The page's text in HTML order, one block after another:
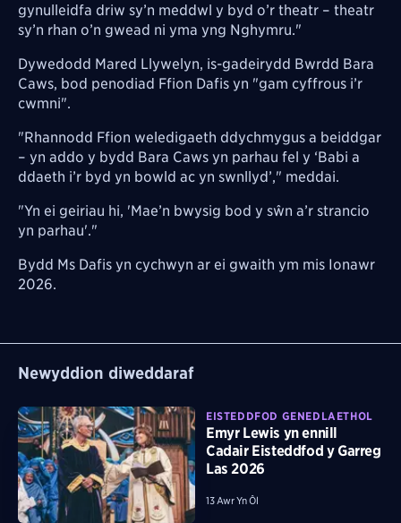
gynulleidfa driw sy’n meddwl y byd o’r theatr – theatr
sy’n rhan o’n gwead ni yma yng Nghymru."
Dywedodd Mared Llywelyn, is-gadeirydd Bwrdd Bara
Caws, bod penodiad Ffion Dafis yn "gam cyffrous i’r
cwmni".
"Rhannodd Ffion weledigaeth ddychmygus a beiddgar
– yn addo y bydd Bara Caws yn parhau fel y ‘Babi a
ddaeth i’r byd yn bowld ac yn swnllyd’," meddai.
"Yn ei geiriau hi, 'Mae’n bwysig bod y sŵn a’r strancio
yn parhau'."
Bydd Ms Dafis yn cychwyn ar ei gwaith ym mis Ionawr
2026.
Newyddion diweddaraf
EISTEDDFOD GENEDLAETHOL
Emyr Lewis yn ennill
Cadair Eisteddfod y Garreg
Las 2026
13 Awr Yn Ôl